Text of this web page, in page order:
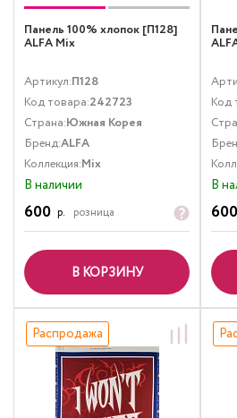
Панель 100% хлопок [П128]
ALFA Mix
Артикул:П128
Код товара:242723
Страна:Южная Корея
Бренд:ALFA
Коллекция:Mix
В наличии
600 р. розница
В КОРЗИНУ
Код
В
600
Распродажа